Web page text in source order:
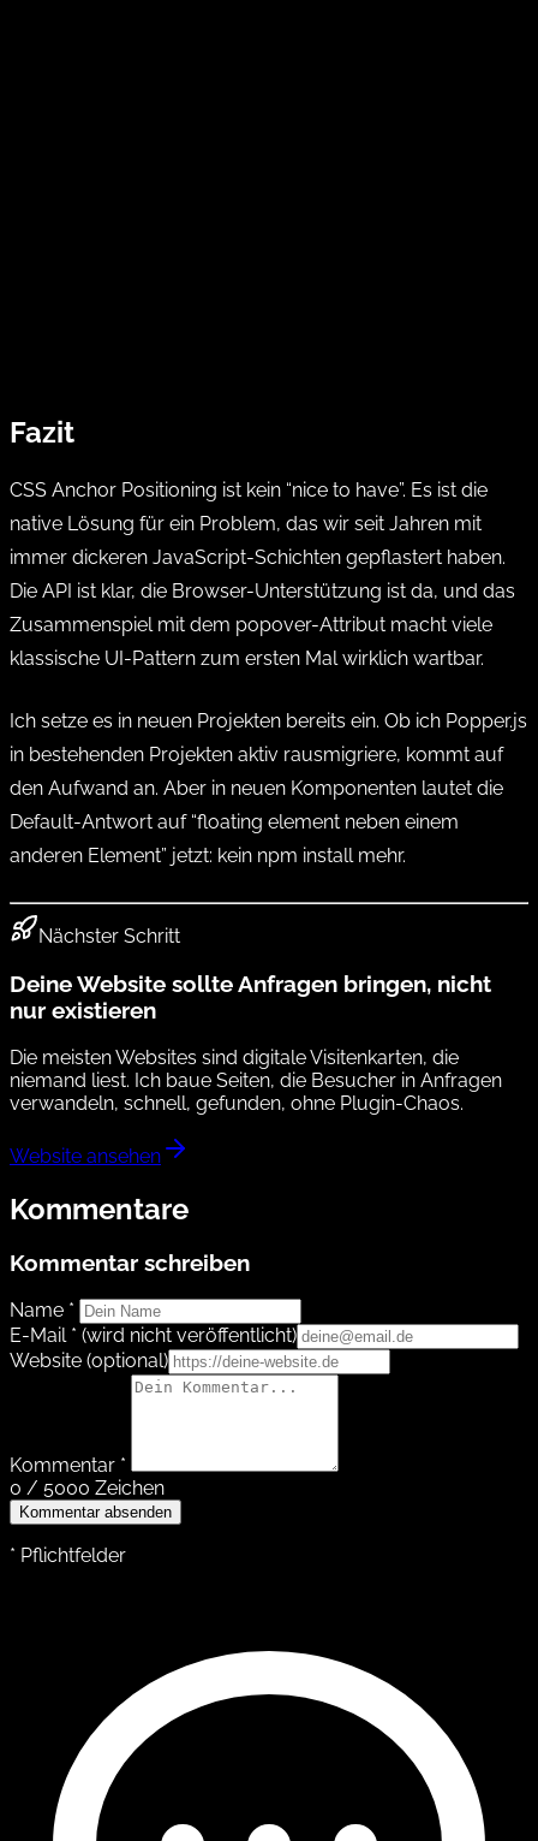
Fazit
CSS Anchor Positioning ist kein “nice to have”. Es ist die
native Lösung für ein Problem, das wir seit Jahren mit
immer dickeren JavaScript-Schichten gepflastert haben.
Die API ist klar, die Browser-Unterstützung ist da, und das
Zusammenspiel mit dem popover-Attribut macht viele
klassische UI-Pattern zum ersten Mal wirklich wartbar.
Ich setze es in neuen Projekten bereits ein. Ob ich Popper.js
in bestehenden Projekten aktiv rausmigriere, kommt auf
den Aufwand an. Aber in neuen Komponenten lautet die
Default-Antwort auf “floating element neben einem
anderen Element” jetzt: kein npm install mehr.
Nächster Schritt
Deine Website sollte Anfragen bringen, nicht
nur existieren
Die meisten Websites sind digitale Visitenkarten, die
niemand liest. Ich baue Seiten, die Besucher in Anfragen
verwandeln, schnell, gefunden, ohne Plugin-Chaos.
Website ansehen
Kommentare
Kommentar schreiben
Name *
E-Mail * (wird nicht veröffentlicht)
Website (optional)
Kommentar *
0 / 5000 Zeichen
Kommentar absenden
* Pflichtfelder